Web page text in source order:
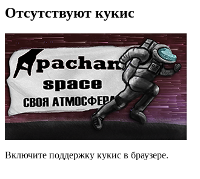
Отсутствуют кукис
Включите поддержку кукис в браузере.